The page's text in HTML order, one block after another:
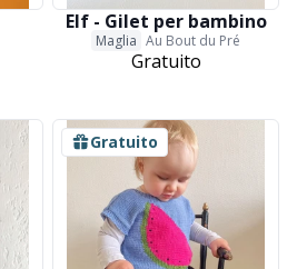
Elf - Gilet per bambino
Maglia Au Bout du Pré
Gratuito
Gratuito